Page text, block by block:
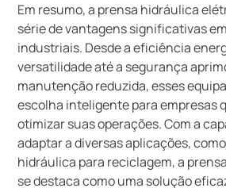
Em resumo, a prensa hidráulica
série de vantagens significativas
industriais. Desde a eficiência
versatilidade até a segurança
manutenção reduzida, esses
escolha inteligente para empresas
otimizar suas operações. Com a
adaptar a diversas aplicações,
hidráulica para reciclagem, a
se destaca como uma solução